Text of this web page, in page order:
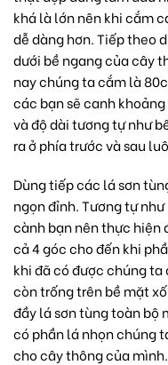
khá là lớn nên khi cắm
dễ dàng hơn. Tiếp theo
dưới bề ngang của cây
nay chúng ta cắm là
các bạn sẽ canh
và độ dài tương tự như
ra ở phía trước và sau
Dùng tiếp các lá sơn
ngọn đỉnh. Tương tự
cành bạn nên thực hiện
cả 4 góc cho đến khi
khi đã có được chúng
còn trống trên bề mặt
đầy lá sơn tùng toàn bộ
có phần lá nhọn chúng
cho cây thông của mình.